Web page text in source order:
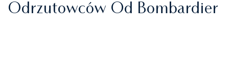
Odrzutowców Od Bombardier